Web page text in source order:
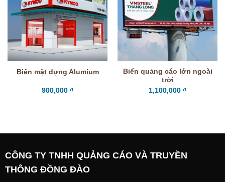
Biển mặt dựng Alumium
900,000 ₫
Biển quảng cáo lớn ngoài
trời
1,100,000 ₫
CÔNG TY TNHH QUẢNG CÁO VÀ TRUYỀN
THÔNG ĐỒNG ĐÀO